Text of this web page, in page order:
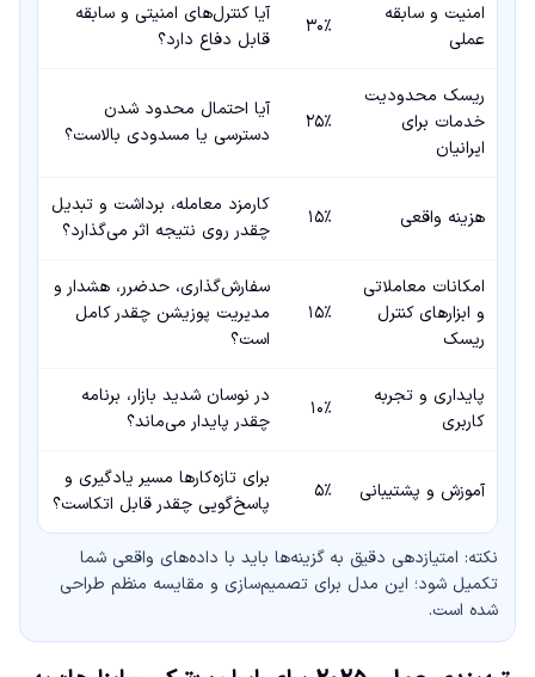
امنیت و سابقه
عملی
۳۰٪
آیا کنترل‌های امنیتی و سابقه
قابل دفاع دارد؟
ریسک محدودیت
خدمات برای
ایرانیان
۲۵٪
آیا احتمال محدود شدن
دسترسی یا مسدودی بالاست؟
هزینه واقعی ۱۵٪
کارمزد معامله، برداشت و تبدیل
چقدر روی نتیجه اثر می‌گذارد؟
امکانات معاملاتی
و ابزارهای کنترل
ریسک
۱۵٪
سفارش‌گذاری، حدضرر، هشدار و
مدیریت پوزیشن چقدر کامل
است؟
پایداری و تجربه
کاربری
۱۰٪
در نوسان شدید بازار، برنامه
چقدر پایدار می‌ماند؟
آموزش و پشتیبانی ۵٪
برای تازه‌کارها مسیر یادگیری و
پاسخ‌گویی چقدر قابل اتکاست؟
نکته: امتیازدهی دقیق به گزینه‌ها باید با داده‌های واقعی شما
تکمیل شود؛ این مدل برای تصمیم‌سازی و مقایسه منظم طراحی
شده است.